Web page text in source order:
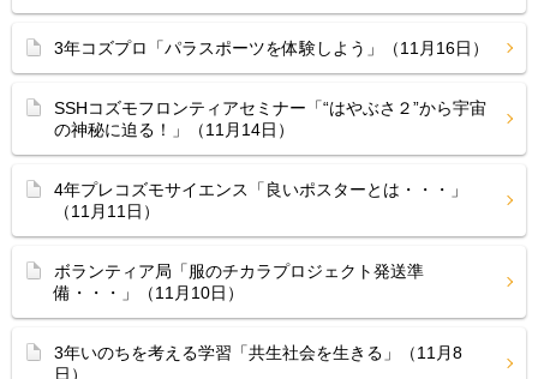
3年コズプロ「パラスポーツを体験しよう」（11月16日）
SSHコズモフロンティアセミナー「“はやぶさ２”から宇宙
の神秘に迫る！」（11月14日）
4年プレコズモサイエンス「良いポスターとは・・・」
（11月11日）
ボランティア局「服のチカラプロジェクト発送準
備・・・」（11月10日）
3年いのちを考える学習「共生社会を生きる」（11月8
日）